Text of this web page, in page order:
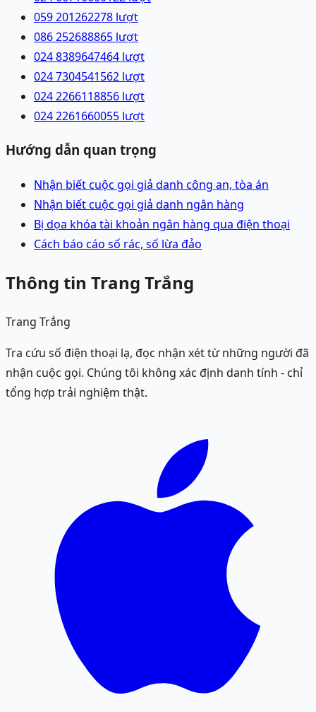
059 201262278 lượt
086 252688865 lượt
024 8389647464 lượt
024 7304541562 lượt
024 2266118856 lượt
024 2261660055 lượt
Hướng dẫn quan trọng
Nhận biết cuộc gọi giả danh công an, tòa án
Nhận biết cuộc gọi giả danh ngân hàng
Bị dọa khóa tài khoản ngân hàng qua điện thoại
Cách báo cáo số rác, số lừa đảo
Thông tin Trang Trắng
Trang Trắng
Tra cứu số điện thoại lạ, đọc nhận xét từ những người đã
nhận cuộc gọi. Chúng tôi không xác định danh tính - chỉ
tổng hợp trải nghiệm thật.